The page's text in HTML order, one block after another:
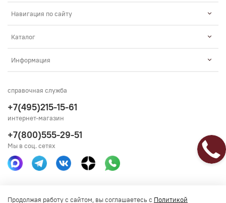
Навигация по сайту
Каталог
Информация
Получить консультацию
справочная служба
+7(495)215-15-61
интернет-магазин
+7(800)555-29-51
Мы в соц. сетях
Продолжая работу с сайтом, вы соглашаетесь с Политикой